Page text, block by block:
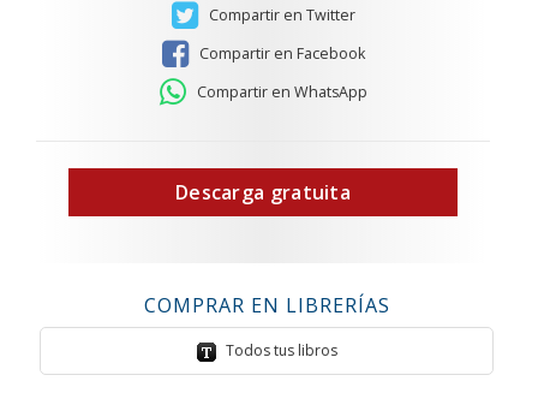
Compartir en Twitter
Compartir en Facebook
Compartir en WhatsApp
Descarga gratuita
COMPRAR EN LIBRERÍAS
Todos tus libros